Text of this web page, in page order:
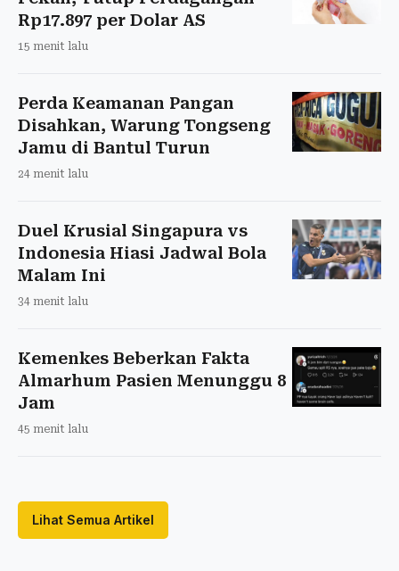
Rp17.897 per Dolar AS
15 menit lalu
Perda Keamanan Pangan
Disahkan, Warung Tongseng
Jamu di Bantul Turun
24 menit lalu
Duel Krusial Singapura vs
Indonesia Hiasi Jadwal Bola
Malam Ini
34 menit lalu
Kemenkes Beberkan Fakta
Almarhum Pasien Menunggu 8
Jam
45 menit lalu
Lihat Semua Artikel